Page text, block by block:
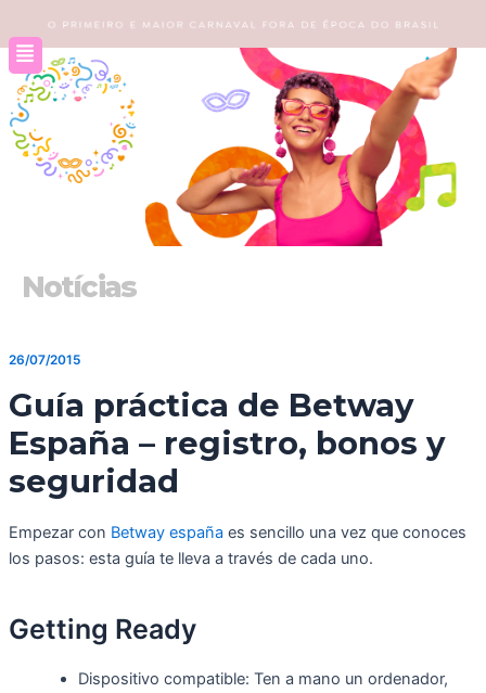
para
conteúdo
Notícias
26/07/2015
Guía práctica de Betway
España – registro, bonos y
seguridad
Empezar con Betway españa es sencillo una vez que conoces
los pasos: esta guía te lleva a través de cada uno.
Getting Ready
Dispositivo compatible: Ten a mano un ordenador,